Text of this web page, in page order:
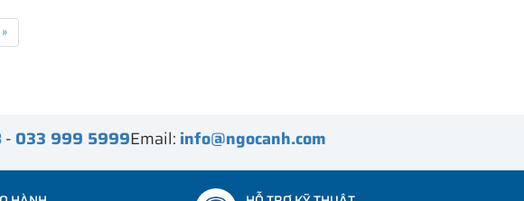
»
- 033 999 5999Email: info@ngocanh.com